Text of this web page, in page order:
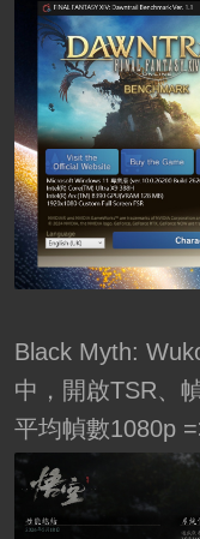
Black Myth:
中，開啟TSR、
平均幀數1080p